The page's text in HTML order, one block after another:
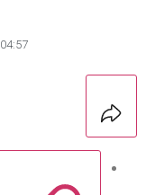
04:57